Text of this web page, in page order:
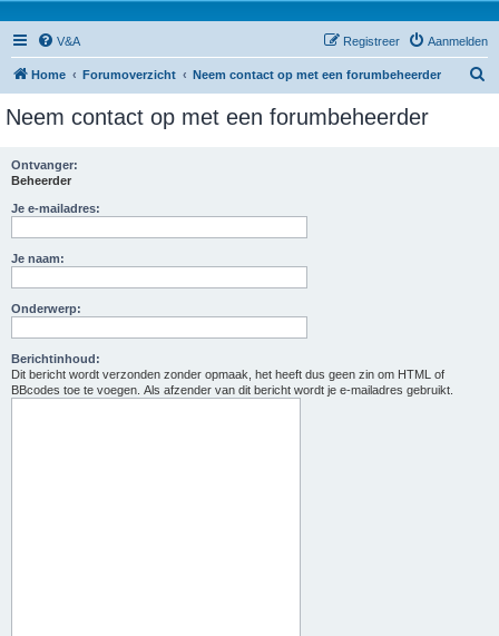
V&A Aanmelden
Registreer
Home Forumoverzicht Neem contact op met een forumbeheerder
Neem contact op met een forumbeheerder
Ontvanger:
Beheerder
Je e-mailadres:
Je naam:
Onderwerp:
Berichtinhoud:
Dit bericht wordt verzonden zonder opmaak, het heeft dus geen zin om HTML of
BBcodes toe te voegen. Als afzender van dit bericht wordt je e-mailadres gebruikt.